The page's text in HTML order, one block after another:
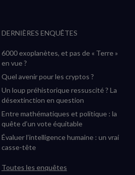
(nouvelle
fenêtre)
(nouvelle
fenêtre)
(nouvelle
fenêtre)
DERNIÈRES ENQUÊTES
6000 exoplanètes, et pas de « Terre »
en vue ?
Quel avenir pour les cryptos ?
Un loup préhistorique ressuscité ? La
désextinction en question
Entre mathématiques et politique : la
quête d’un vote équitable
Évaluer l’intelligence humaine : un vrai
casse-tête
Toutes les enquêtes